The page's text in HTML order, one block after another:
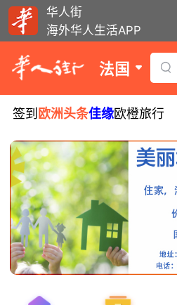
华人街
海外华人生活APP
法国
签到 欧洲头条佳缘欧橙旅行